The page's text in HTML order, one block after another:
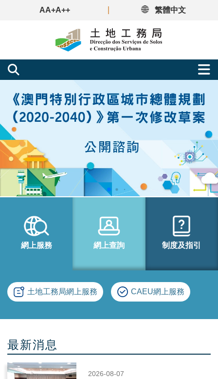
AA+A++ 繁體中文
網上服務 網上查詢 制度及指引
土地工務局網上服務 CAEU網上服務
最新消息
2026-08-07